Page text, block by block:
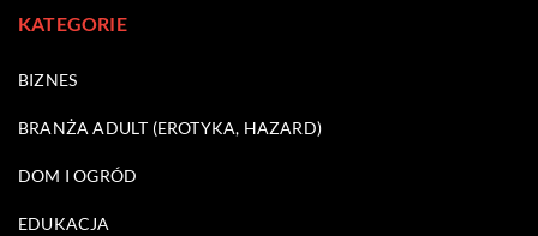
KATEGORIE
BIZNES
BRANŻA ADULT (EROTYKA, HAZARD)
DOM I OGRÓD
EDUKACJA